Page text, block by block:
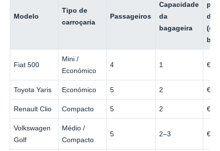
Modelo
Tipo de
carroçaria
Passageiros
Capacidade
da
bagageira
por
dia
Fiat 500
Mini /
Económico
4 1 €25
Toyota Yaris Económico 5 2 €30
Renault Clio Compacto 5 2 €35
Volkswagen
Golf
Médio /
Compacto
5 2–3 €40